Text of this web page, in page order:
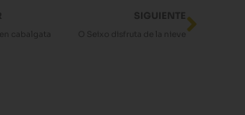
cabalgata
SIGUIENTE
O Seixo disfruta de la nieve